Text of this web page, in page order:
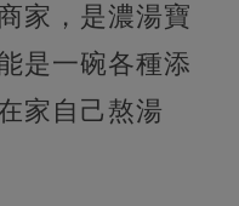
家，是濃湯寶
是一碗各種添
家自己熬湯